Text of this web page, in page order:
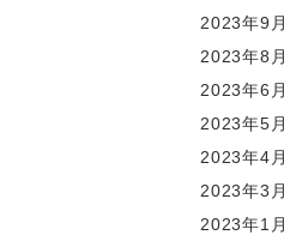
2023年9月
2023年8月
2023年6月
2023年5月
2023年4月
2023年3月
2023年1月